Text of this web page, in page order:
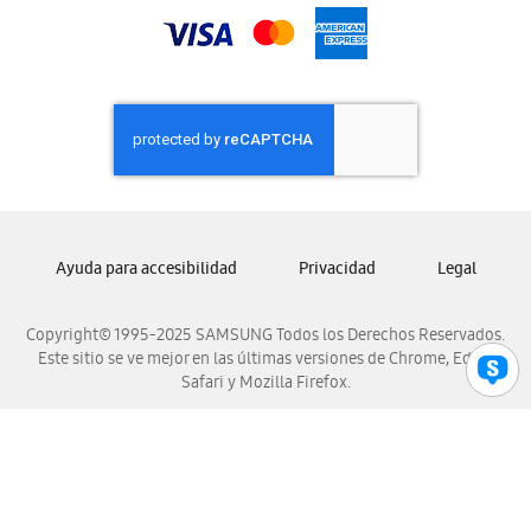
Samsung Nicaragua
Samsung Panamá
Samsung República Dominicana
Samsung Venezuela
Copyright© 1995-2025 SAMSUNG Todos los Derechos Reservados.
Este sitio se ve mejor en las últimas versiones de Chrome, Edge,
Safari y Mozilla Firefox.
Ayuda para accesibilidad Privacidad Legal